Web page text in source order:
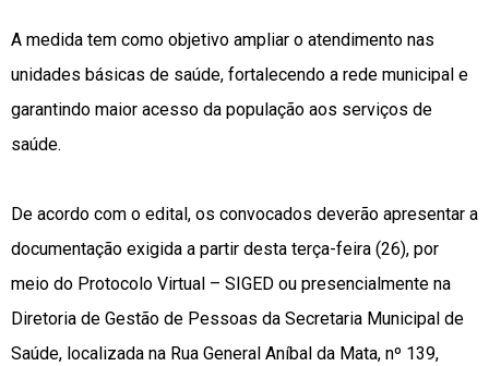
A medida tem como objetivo ampliar o atendimento nas
unidades básicas de saúde, fortalecendo a rede municipal e
garantindo maior acesso da população aos serviços de
saúde.
De acordo com o edital, os convocados deverão apresentar a
documentação exigida a partir desta terça-feira (26), por
meio do Protocolo Virtual – SIGED ou presencialmente na
Diretoria de Gestão de Pessoas da Secretaria Municipal de
Saúde, localizada na Rua General Aníbal da Mata, nº 139,